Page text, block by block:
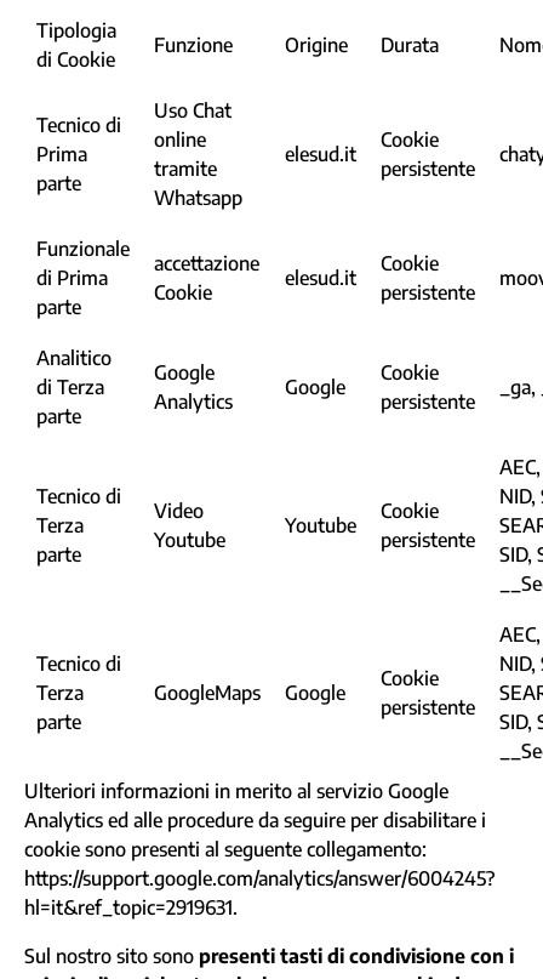
Tipologia
di Cookie
Funzione Origine Durata
Tecnico di
Prima
parte
Uso Chat
online
tramite
Whatsapp
elesud.it
Cookie
persistente
Funzionale
di Prima
parte
accettazione
Cookie
elesud.it
Cookie
persistente
Analitico
di Terza
parte
Google
Analytics
Google
Cookie
persistente
Tecnico di
Terza
parte
Video
Youtube
Youtube
Cookie
persistente
NID,
SID,
Tecnico di
Terza
parte
GoogleMaps Google
Cookie
persistente
NID,
SID,
Ulteriori informazioni in merito al servizio Google
Analytics ed alle procedure da seguire per disabilitare i
cookie sono presenti al seguente collegamento:
https://support.google.com/analytics/answer/6004245?
hl=it&ref_topic=2919631.
Sul nostro sito sono presenti tasti di condivisione con i